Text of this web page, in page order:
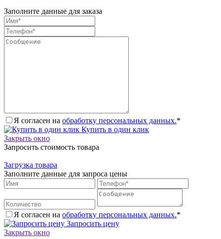
Заполните данные для заказа
Я согласен на обработку персональных данных.*
Купить в один клик
Закрыть окно
Запросить стоимость товара
Загрузка товара
Заполните данные для запроса цены
Я согласен на обработку персональных данных.*
Запросить цену
Закрыть окно